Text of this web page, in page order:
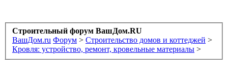
Строительный форум ВашДом.RU
ВашДом.ru Форум > Строительство домов и коттеджей >
Кровля: устройство, ремонт, кровельные материалы >